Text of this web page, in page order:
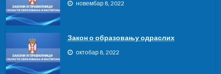
новембар 8, 2022
Закон о образовању одраслих
октобар 8, 2022